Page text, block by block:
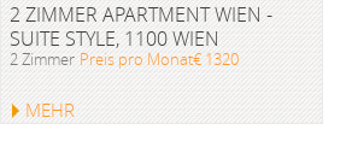
2 ZIMMER APARTMENT WIEN -
SUITE STYLE, 1100 WIEN
2 Zimmer Preis pro Monat€ 1320
MEHR